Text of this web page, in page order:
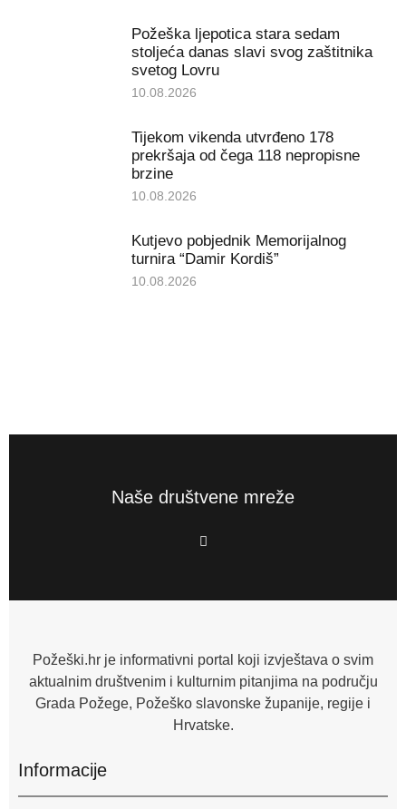
Požeška ljepotica stara sedam
stoljeća danas slavi svog zaštitnika
svetog Lovru
10.08.2026
Tijekom vikenda utvrđeno 178
prekršaja od čega 118 nepropisne
brzine
10.08.2026
Kutjevo pobjednik Memorijalnog
turnira “Damir Kordiš”
10.08.2026
Naše društvene mreže
F
a
o
f
Požeški.hr je informativni portal koji izvještava o svim
aktualnim društvenim i kulturnim pitanjima na području
Grada Požege, Požeško slavonske županije, regije i
Hrvatske.
Informacije